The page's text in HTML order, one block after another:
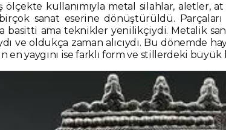
ölçekte kullanımıyla metal silahlar, aletler, at
sanat eserine dönüştürüldü.
basitti ama teknikler yenilikçiydi. Metalik
ve oldukça zaman alıcıydı. Bu dönemde
en yaygını ise farklı form ve stillerdeki